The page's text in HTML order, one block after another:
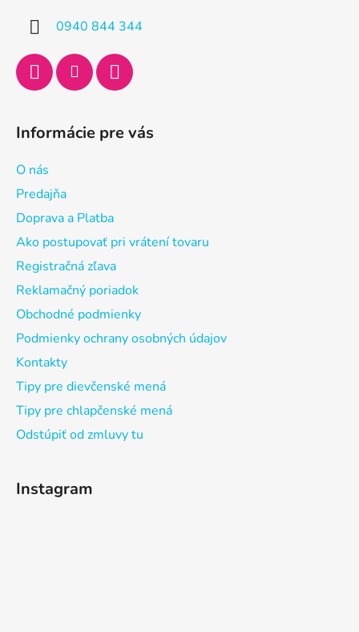
0940 844 344
Informácie pre vás
O nás
Predajňa
Doprava a Platba
Ako postupovať pri vrátení tovaru
Registračná zľava
Reklamačný poriadok
Obchodné podmienky
Podmienky ochrany osobných údajov
Kontakty
Tipy pre dievčenské mená
Tipy pre chlapčenské mená
Odstúpiť od zmluvy tu
Instagram